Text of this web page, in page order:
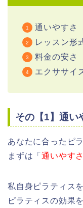
通いやすさ
レッスン形
料金の安さ
エクササイ
その【1】通い
あなたに合ったピ
まずは「通いやすさ
私自身ピラティス
ピラティスの効果